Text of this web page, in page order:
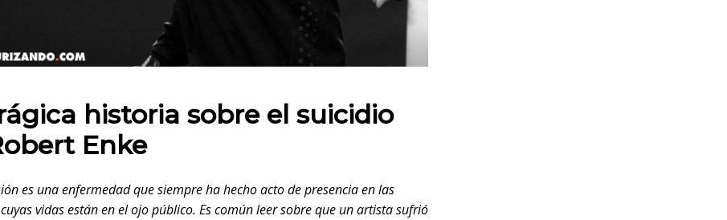
historia sobre el suicidio
Enke
es una enfermedad que siempre ha hecho acto de presencia en las
vidas están en el ojo público. Es común leer sobre que un artista sufrió